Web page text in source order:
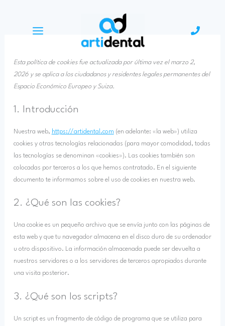
Esta política de cookies fue actualizada por última vez el marzo 2,
2026 y se aplica a los ciudadanos y residentes legales permanentes del
Espacio Económico Europeo y Suiza.
1. Introducción
Nuestra web, https://artidental.com (en adelante: «la web») utiliza
cookies y otras tecnologías relacionadas (para mayor comodidad, todas
las tecnologías se denominan «cookies»). Las cookies también son
colocadas por terceros a los que hemos contratado. En el siguiente
documento te informamos sobre el uso de cookies en nuestra web.
2. ¿Qué son las cookies?
Una cookie es un pequeño archivo que se envía junto con las páginas de
esta web y que tu navegador almacena en el disco duro de su ordenador
u otro dispositivo. La información almacenada puede ser devuelta a
nuestros servidores o a los servidores de terceros apropiados durante
una visita posterior.
3. ¿Qué son los scripts?
Un script es un fragmento de código de programa que se utiliza para
service
protect
service
service
service
service
service
service
service